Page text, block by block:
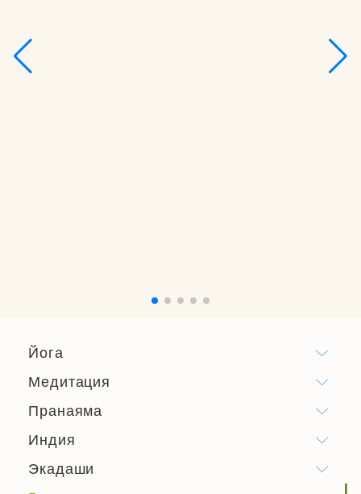
Йога
Медитация
Пранаяма
Индия
Экадаши